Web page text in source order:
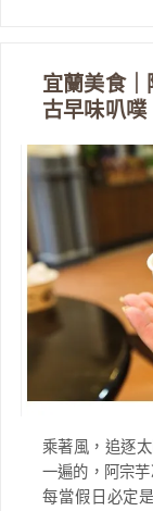
宜蘭美食
古早味叭
乘著風，追逐
一遍的，阿宗
每當假日必定